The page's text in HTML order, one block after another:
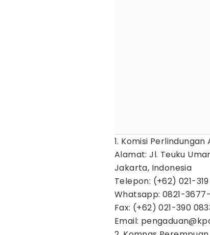
1. Komisi
Alamat: Jl. Teuku
Jakarta, Indonesia
Telepon: (+62) 021-319
Whatsapp: 0821-
Fax: (+62) 021-390
Email: